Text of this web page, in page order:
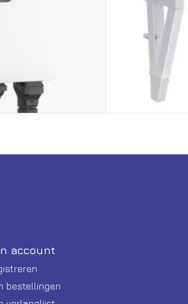
account
bestellingen